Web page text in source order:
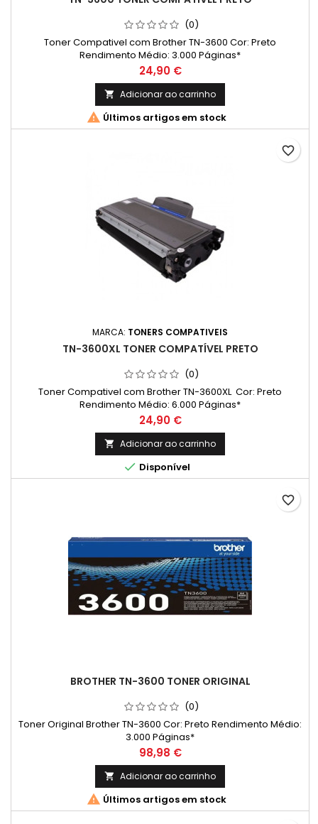
(0)
Toner Compativel com Brother TN-3600 Cor: Preto
Rendimento Médio: 3.000 Páginas*
Preço
24,90 €
 Adicionar ao carrinho
 Últimos artigos em stock
MARCA: TONERS COMPATIVEIS
TN-3600XL TONER COMPATÍVEL PRETO
(0)
Toner Compativel com Brother TN-3600XL Cor: Preto
Rendimento Médio: 6.000 Páginas*
Preço
24,90 €
 Adicionar ao carrinho
 Disponível
favorite_border
BROTHER TN-3600 TONER ORIGINAL
(0)
Toner Original Brother TN-3600 Cor: Preto Rendimento Médio:
3.000 Páginas*
Preço
98,98 €
 Adicionar ao carrinho
 Últimos artigos em stock
favorite_border